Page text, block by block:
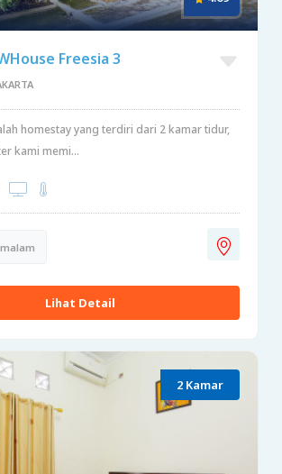
Freesia 3
homestay yang terdiri dari 2 kamar tidur,
kami memi...
Lihat Detail
2 Kamar